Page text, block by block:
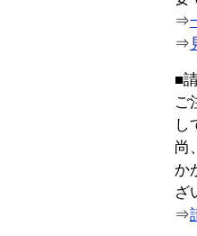
⇒
⇒
■
ご
し
尚
か
ざ
⇒